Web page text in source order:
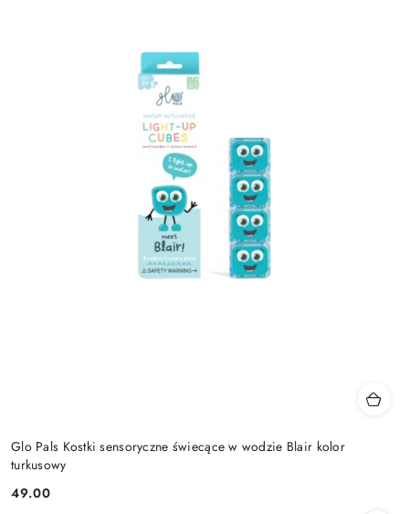
Glo Pals Kostki sensoryczne świecące w wodzie Blair kolor
turkusowy
Cena:
49.00